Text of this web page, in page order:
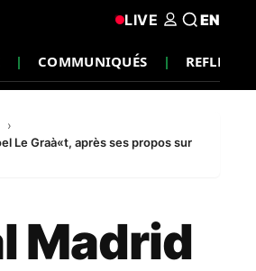
COMMUNIQUÉS
LIVE EN
Le Graà«t, après ses propos sur
Madrid